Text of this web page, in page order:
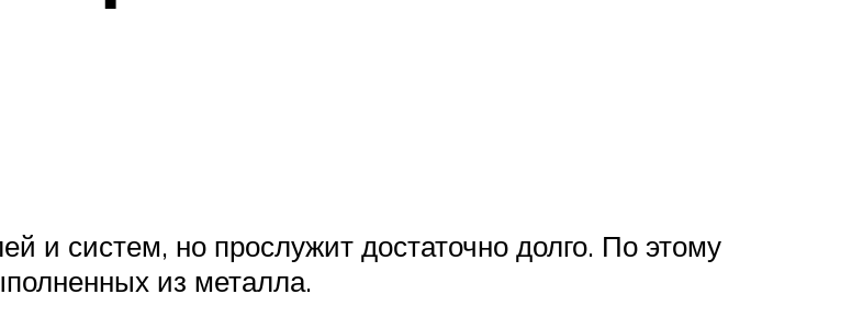
и систем, но прослужит достаточно долго. По этому
из металла.